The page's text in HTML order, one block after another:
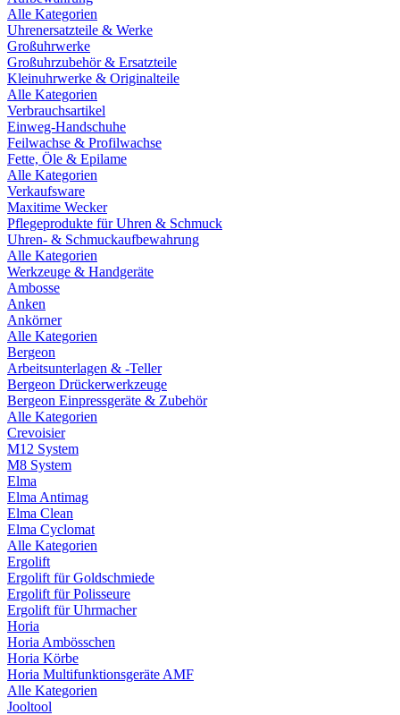
Alle Kategorien
Uhrenersatzteile & Werke
Großuhrwerke
Großuhrzubehör & Ersatzteile
Kleinuhrwerke & Originalteile
Alle Kategorien
Verbrauchsartikel
Einweg-Handschuhe
Feilwachse & Profilwachse
Fette, Öle & Epilame
Alle Kategorien
Verkaufsware
Maxitime Wecker
Pflegeprodukte für Uhren & Schmuck
Uhren- & Schmuckaufbewahrung
Alle Kategorien
Werkzeuge & Handgeräte
Ambosse
Anken
Ankörner
Alle Kategorien
Bergeon
Arbeitsunterlagen & -Teller
Bergeon Drückerwerkzeuge
Bergeon Einpressgeräte & Zubehör
Alle Kategorien
Crevoisier
M12 System
M8 System
Elma
Elma Antimag
Elma Clean
Elma Cyclomat
Alle Kategorien
Ergolift
Ergolift für Goldschmiede
Ergolift für Polisseure
Ergolift für Uhrmacher
Horia
Horia Ambösschen
Horia Körbe
Horia Multifunktionsgeräte AMF
Alle Kategorien
Jooltool